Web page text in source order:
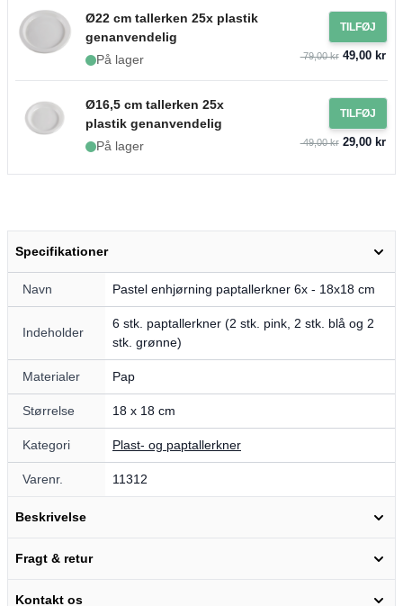
Ø22 cm tallerken 25x plastik
genanvendelig
På lager
TILFØJ
79,00 kr49,00 kr
Ø16,5 cm tallerken 25x
plastik genanvendelig
På lager
TILFØJ
49,00 kr29,00 kr
Specifikationer
Navn Pastel enhjørning paptallerkner 6x - 18x18 cm
Indeholder
6 stk. paptallerkner (2 stk. pink, 2 stk. blå og 2
stk. grønne)
Materialer Pap
Størrelse 18 x 18 cm
Kategori Plast- og paptallerkner
Varenr. 11312
Beskrivelse
Fragt & retur
Kontakt os